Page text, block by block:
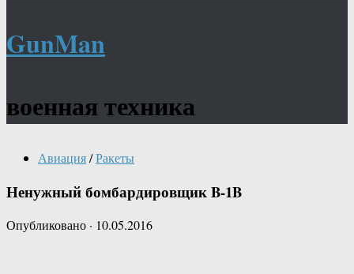
GunMan
военная техника
Авиация/Ракеты
Ненужный бомбардировщик B-1B
Опубликовано · 10.05.2016